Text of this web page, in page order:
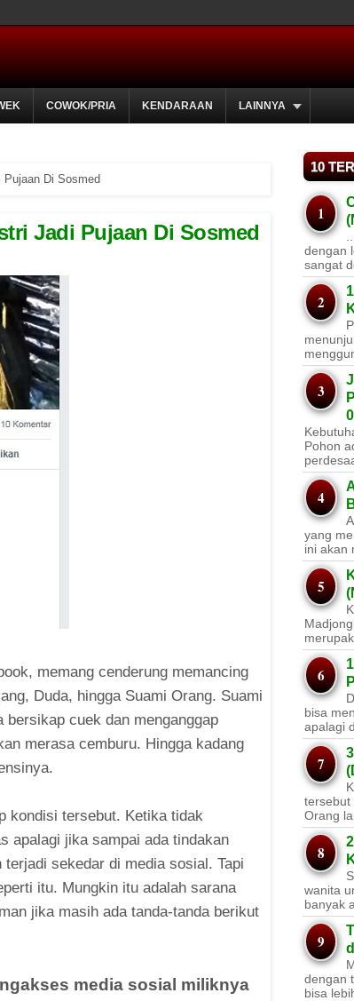
COWOK/PRIA KENDARAAN LAINNYA
Di Sosmed
Jadi Pujaan Di Sosmed
memang cenderung memancing
Duda, hingga Suami Orang. Suami
cuek dan menganggap
merasa cemburu. Hingga kadang
kondisi tersebut. Ketika tidak
apalagi jika sampai ada tindakan
sekedar di media sosial. Tapi
itu. Mungkin itu adalah sarana
jika masih ada tanda-tanda berikut
media sosial miliknya
10
dengan
sangat
Pohon
yang
ini akan
bisa
apalagi
tersebut
Orang
wanita
banyak
dengan
bisa